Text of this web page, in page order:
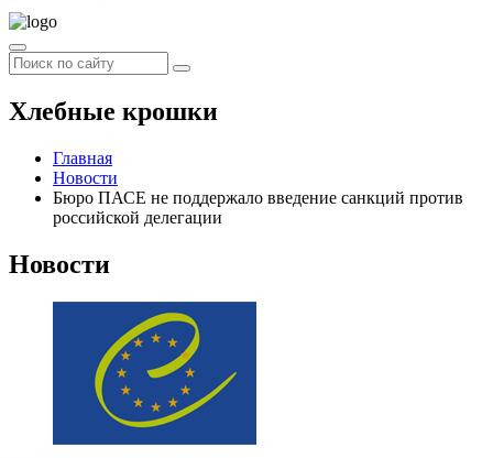
Хлебные крошки
Главная
Новости
Бюро ПАСЕ не поддержало введение санкций против
российской делегации
Новости